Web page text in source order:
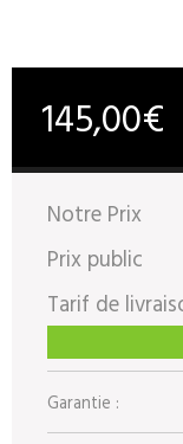
145,00€
Notre Prix
Prix public
Tarif de
Garantie :